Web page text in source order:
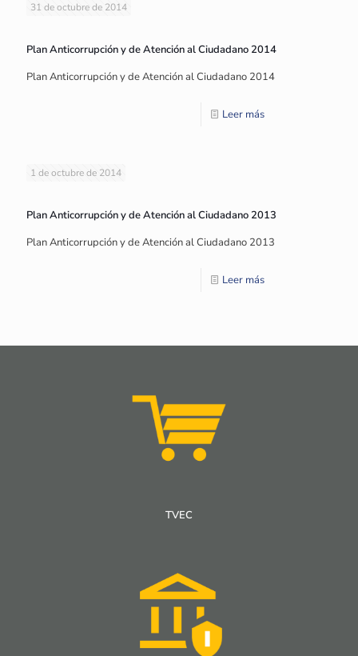
31 de octubre de 2014
Plan Anticorrupción y de Atención al Ciudadano 2014
Plan Anticorrupción y de Atención al Ciudadano 2014
Leer más
1 de octubre de 2014
Plan Anticorrupción y de Atención al Ciudadano 2013
Plan Anticorrupción y de Atención al Ciudadano 2013
Leer más
TVEC